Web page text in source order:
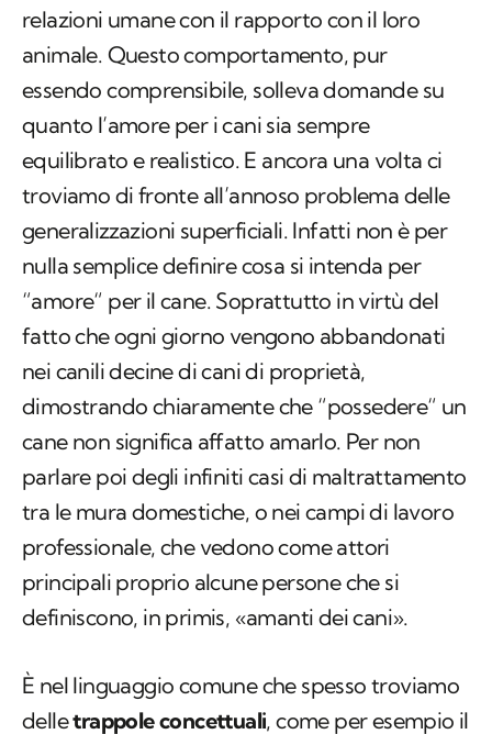
quanto l’amore per i cani sia sempre
equilibrato e realistico. E ancora una volta ci
troviamo di fronte all’annoso problema delle
generalizzazioni superficiali. Infatti non è per
nulla semplice definire cosa si intenda per
“amore“ per il cane. Soprattutto in virtù del
fatto che ogni giorno vengono abbandonati
nei canili decine di cani di proprietà,
dimostrando chiaramente che “possedere“ un
cane non significa affatto amarlo. Per non
parlare poi degli infiniti casi di maltrattamento
tra le mura domestiche, o nei campi di lavoro
professionale, che vedono come attori
principali proprio alcune persone che si
definiscono, in primis, «amanti dei cani».
È nel linguaggio comune che spesso troviamo
delletrappole concettuali, come per esempio il
dire «amo la natura», ma poi di questa non
conosciamo nulla, se non la sensazione che